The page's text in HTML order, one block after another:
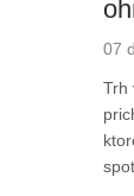
07
Trh